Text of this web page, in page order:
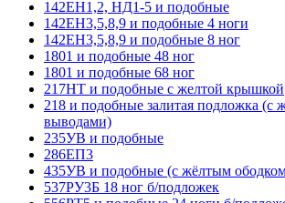
142ЕН1,2, НД1-5 и подобные
142ЕН3,5,8,9 и подобные 4 ноги
142ЕН3,5,8,9 и подобные 8 ног
1801 и подобные 48 ног
1801 и подобные 68 ног
217НТ и подобные с желтой крышкой
218 и подобные залитая подложка (с
выводами)
235УВ и подобные
286ЕП3
435УВ и подобные (с жёлтым
537РУ3Б 18 ног б/подложек